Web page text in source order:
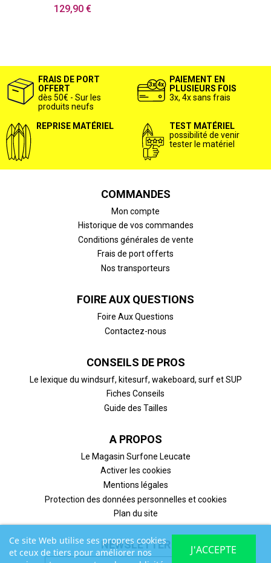
129,90 €
FRAIS DE PORT
OFFERT
dès 50€ - Sur les
produits neufs
PAIEMENT EN
PLUSIEURS FOIS
3x, 4x sans frais
REPRISE MATÉRIEL
TEST MATÉRIEL
possibilité de venir
tester le matériel
COMMANDES
Mon compte
Historique de vos commandes
Conditions générales de vente
Frais de port offerts
Nos transporteurs
FOIRE AUX QUESTIONS
Foire Aux Questions
Contactez-nous
CONSEILS DE PROS
Le lexique du windsurf, kitesurf, wakeboard, surf et SUP
Fiches Conseils
Guide des Tailles
A PROPOS
Le Magasin Surfone Leucate
Activer les cookies
Mentions légales
Protection des données personnelles et cookies
Plan du site
NEWSLETTER
Ce site Web utilise ses propres cookies
et ceux de tiers pour améliorer nos
J'ACCEPTE